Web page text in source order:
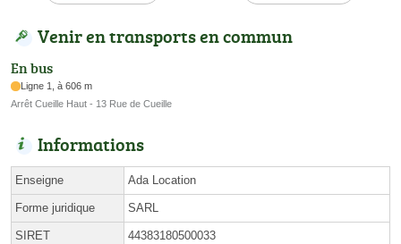
Venir en transports en commun
En bus
Ligne 1, à 606 m
Arrêt Cueille Haut - 13 Rue de Cueille
Informations
Enseigne Ada Location
Forme juridique SARL
SIRET 44383180500033